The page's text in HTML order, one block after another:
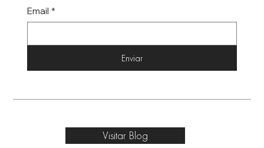
Email *
Enviar
Visitar Blog